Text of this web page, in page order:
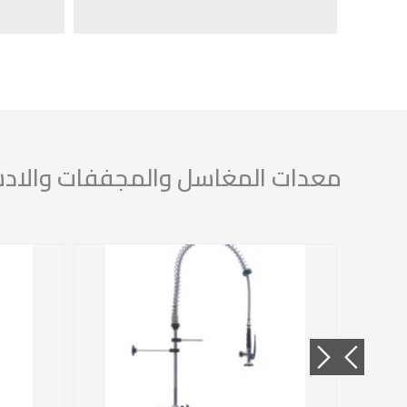
معدات المغاسل والمجففات